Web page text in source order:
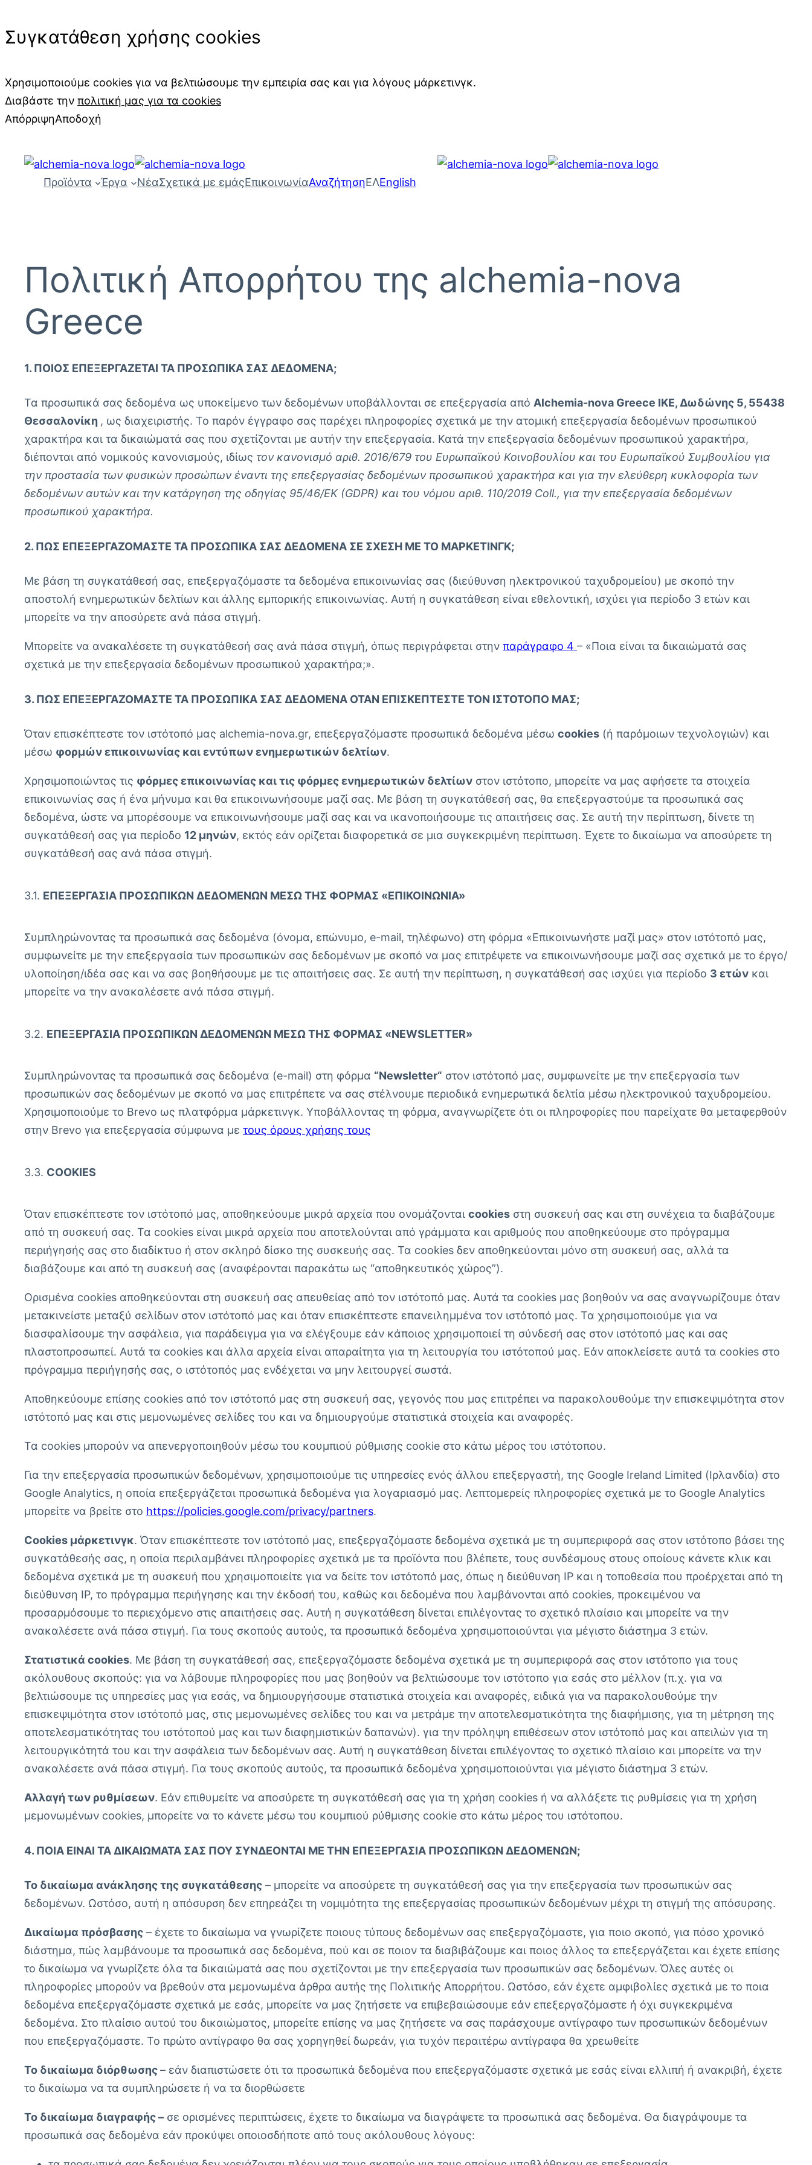
Συγκατάθεση χρήσης cookies
Χρησιμοποιούμε cookies για να βελτιώσουμε την εμπειρία σας και για λόγους μάρκετινγκ.
Διαβάστε την πολιτική μας για τα cookies
ΑπόρριψηΑποδοχή
content
Προϊόντα Έργα ΝέαΣχετικά με εμάςΕπικοινωνίαΑναζήτησηΕΛEnglish
Πολιτική Απορρήτου της alchemia-nova
Greece
1. ΠΟΙΟΣ ΕΠΕΞΕΡΓΆΖΕΤΑΙ ΤΑ ΠΡΟΣΩΠΙΚΆ ΣΑΣ ΔΕΔΟΜΈΝΑ;
Τα προσωπικά σας δεδομένα ως υποκείμενο των δεδομένων υποβάλλονται σε επεξεργασία από Alchemia-nova Greece IKE, Δωδώνης 5, 55438
Θεσσαλονίκη , ως διαχειριστής. Το παρόν έγγραφο σας παρέχει πληροφορίες σχετικά με την ατομική επεξεργασία δεδομένων προσωπικού
χαρακτήρα και τα δικαιώματά σας που σχετίζονται με αυτήν την επεξεργασία. Κατά την επεξεργασία δεδομένων προσωπικού χαρακτήρα,
διέπονται από νομικούς κανονισμούς, ιδίως τον κανονισμό αριθ. 2016/679 του Ευρωπαϊκού Κοινοβουλίου και του Ευρωπαϊκού Συμβουλίου για
την προστασία των φυσικών προσώπων έναντι της επεξεργασίας δεδομένων προσωπικού χαρακτήρα και για την ελεύθερη κυκλοφορία των
δεδομένων αυτών και την κατάργηση της οδηγίας 95/46/ΕΚ (GDPR) και του νόμου αριθ. 110/2019 Coll., για την επεξεργασία δεδομένων
προσωπικού χαρακτήρα.
2. ΠΏΣ ΕΠΕΞΕΡΓΑΖΌΜΑΣΤΕ ΤΑ ΠΡΟΣΩΠΙΚΆ ΣΑΣ ΔΕΔΟΜΈΝΑ ΣΕ ΣΧΈΣΗ ΜΕ ΤΟ ΜΆΡΚΕΤΙΝΓΚ;
Με βάση τη συγκατάθεσή σας, επεξεργαζόμαστε τα δεδομένα επικοινωνίας σας (διεύθυνση ηλεκτρονικού ταχυδρομείου) με σκοπό την
αποστολή ενημερωτικών δελτίων και άλλης εμπορικής επικοινωνίας. Αυτή η συγκατάθεση είναι εθελοντική, ισχύει για περίοδο 3 ετών και
μπορείτε να την αποσύρετε ανά πάσα στιγμή.
Μπορείτε να ανακαλέσετε τη συγκατάθεσή σας ανά πάσα στιγμή, όπως περιγράφεται στην παράγραφο 4 – «Ποια είναι τα δικαιώματά σας
σχετικά με την επεξεργασία δεδομένων προσωπικού χαρακτήρα;».
3. ΠΏΣ ΕΠΕΞΕΡΓΑΖΌΜΑΣΤΕ ΤΑ ΠΡΟΣΩΠΙΚΆ ΣΑΣ ΔΕΔΟΜΈΝΑ ΌΤΑΝ ΕΠΙΣΚΈΠΤΕΣΤΕ ΤΟΝ ΙΣΤΌΤΟΠΌ ΜΑΣ;
Όταν επισκέπτεστε τον ιστότοπό μας alchemia-nova.gr, επεξεργαζόμαστε προσωπικά δεδομένα μέσω cookies (ή παρόμοιων τεχνολογιών) και
μέσω φορμών επικοινωνίας και εντύπωνενημερωτικών δελτίων.
Χρησιμοποιώντας τις φόρμες επικοινωνίας και τις φόρμες ενημερωτικών δελτίων στον ιστότοπο, μπορείτε να μας αφήσετε τα στοιχεία
επικοινωνίας σας ή ένα μήνυμα και θα επικοινωνήσουμε μαζί σας. Με βάση τη συγκατάθεσή σας, θα επεξεργαστούμε τα προσωπικά σας
δεδομένα, ώστε να μπορέσουμε να επικοινωνήσουμε μαζί σας και να ικανοποιήσουμε τις απαιτήσεις σας. Σε αυτή την περίπτωση, δίνετε τη
συγκατάθεσή σας για περίοδο 12 μηνών, εκτός εάν ορίζεται διαφορετικά σε μια συγκεκριμένη περίπτωση. Έχετε το δικαίωμα να αποσύρετε τη
συγκατάθεσή σας ανά πάσα στιγμή.
3.1. ΕΠΕΞΕΡΓΑΣΊΑ ΠΡΟΣΩΠΙΚΏΝ ΔΕΔΟΜΈΝΩΝ ΜΈΣΩ ΤΗΣ ΦΌΡΜΑΣ «ΕΠΙΚΟΙΝΩΝΊΑ»
Συμπληρώνοντας τα προσωπικά σας δεδομένα (όνομα, επώνυμο, e-mail, τηλέφωνο) στη φόρμα «Επικοινωνήστε μαζί μας» στον ιστότοπό μας,
συμφωνείτε με την επεξεργασία των προσωπικών σας δεδομένων με σκοπό να μας επιτρέψετε να επικοινωνήσουμε μαζί σας σχετικά με το έργο/
υλοποίηση/ιδέα σας και να σας βοηθήσουμε με τις απαιτήσεις σας. Σε αυτή την περίπτωση, η συγκατάθεσή σας ισχύει για περίοδο 3 ετών και
μπορείτε να την ανακαλέσετε ανά πάσα στιγμή.
3.2. ΕΠΕΞΕΡΓΑΣΊΑ ΠΡΟΣΩΠΙΚΏΝ ΔΕΔΟΜΈΝΩΝ ΜΈΣΩ ΤΗΣ ΦΌΡΜΑΣ «NEWSLETTER»
Συμπληρώνοντας τα προσωπικά σας δεδομένα (e-mail) στη φόρμα “Newsletter“ στον ιστότοπό μας, συμφωνείτε με την επεξεργασία των
προσωπικών σας δεδομένων με σκοπό να μας επιτρέπετε να σας στέλνουμε περιοδικά ενημερωτικά δελτία μέσω ηλεκτρονικού ταχυδρομείου.
Χρησιμοποιούμε το Brevo ως πλατφόρμα μάρκετινγκ. Υποβάλλοντας τη φόρμα, αναγνωρίζετε ότι οι πληροφορίες που παρείχατε θα μεταφερθούν
στην Brevo για επεξεργασία σύμφωνα με τους όρους χρήσης τους
3.3. COOKIES
Όταν επισκέπτεστε τον ιστότοπό μας, αποθηκεύουμε μικρά αρχεία που ονομάζονται cookies στη συσκευή σας και στη συνέχεια τα διαβάζουμε
από τη συσκευή σας. Τα cookies είναι μικρά αρχεία που αποτελούνται από γράμματα και αριθμούς που αποθηκεύουμε στο πρόγραμμα
περιήγησής σας στο διαδίκτυο ή στον σκληρό δίσκο της συσκευής σας. Τα cookies δεν αποθηκεύονται μόνο στη συσκευή σας, αλλά τα
διαβάζουμε και από τη συσκευή σας (αναφέρονται παρακάτω ως “αποθηκευτικός χώρος”).
Ορισμένα cookies αποθηκεύονται στη συσκευή σας απευθείας από τον ιστότοπό μας. Αυτά τα cookies μας βοηθούν να σας αναγνωρίζουμε όταν
μετακινείστε μεταξύ σελίδων στον ιστότοπό μας και όταν επισκέπτεστε επανειλημμένα τον ιστότοπό μας. Τα χρησιμοποιούμε για να
διασφαλίσουμε την ασφάλεια, για παράδειγμα για να ελέγξουμε εάν κάποιος χρησιμοποιεί τη σύνδεσή σας στον ιστότοπό μας και σας
πλαστοπροσωπεί. Αυτά τα cookies και άλλα αρχεία είναι απαραίτητα για τη λειτουργία του ιστότοπού μας. Εάν αποκλείσετε αυτά τα cookies στο
πρόγραμμα περιήγησής σας, ο ιστότοπός μας ενδέχεται να μην λειτουργεί σωστά.
Αποθηκεύουμε επίσης cookies από τον ιστότοπό μας στη συσκευή σας, γεγονός που μας επιτρέπει να παρακολουθούμε την επισκεψιμότητα στον
ιστότοπό μας και στις μεμονωμένες σελίδες του και να δημιουργούμε στατιστικά στοιχεία και αναφορές.
Τα cookies μπορούν να απενεργοποιηθούν μέσω του κουμπιού ρύθμισης cookie στο κάτω μέρος του ιστότοπου.
Για την επεξεργασία προσωπικών δεδομένων, χρησιμοποιούμε τις υπηρεσίες ενός άλλου επεξεργαστή, της Google Ireland Limited (Ιρλανδία) στο
Google Analytics, η οποία επεξεργάζεται προσωπικά δεδομένα για λογαριασμό μας. Λεπτομερείς πληροφορίες σχετικά με το Google Analytics
μπορείτε να βρείτε στο https://policies.google.com/privacy/partners.
Cookies μάρκετινγκ. Όταν επισκέπτεστε τον ιστότοπό μας, επεξεργαζόμαστε δεδομένα σχετικά με τη συμπεριφορά σας στον ιστότοπο βάσει της
συγκατάθεσής σας, η οποία περιλαμβάνει πληροφορίες σχετικά με τα προϊόντα που βλέπετε, τους συνδέσμους στους οποίους κάνετε κλικ και
δεδομένα σχετικά με τη συσκευή που χρησιμοποιείτε για να δείτε τον ιστότοπό μας, όπως η διεύθυνση IP και η τοποθεσία που προέρχεται από τη
διεύθυνση IP, το πρόγραμμα περιήγησης και την έκδοσή του, καθώς και δεδομένα που λαμβάνονται από cookies, προκειμένου να
προσαρμόσουμε το περιεχόμενο στις απαιτήσεις σας. Αυτή η συγκατάθεση δίνεται επιλέγοντας το σχετικό πλαίσιο και μπορείτε να την
ανακαλέσετε ανά πάσα στιγμή. Για τους σκοπούς αυτούς, τα προσωπικά δεδομένα χρησιμοποιούνται για μέγιστο διάστημα 3 ετών.
Στατιστικά cookies. Με βάση τη συγκατάθεσή σας, επεξεργαζόμαστε δεδομένα σχετικά με τη συμπεριφορά σας στον ιστότοπο για τους
ακόλουθους σκοπούς: για να λάβουμε πληροφορίες που μας βοηθούν να βελτιώσουμε τον ιστότοπο για εσάς στο μέλλον (π.χ. για να
βελτιώσουμε τις υπηρεσίες μας για εσάς, να δημιουργήσουμε στατιστικά στοιχεία και αναφορές, ειδικά για να παρακολουθούμε την
επισκεψιμότητα στον ιστότοπό μας, στις μεμονωμένες σελίδες του και να μετράμε την αποτελεσματικότητα της διαφήμισης, για τη μέτρηση της
αποτελεσματικότητας του ιστότοπού μας και των διαφημιστικών δαπανών). για την πρόληψη επιθέσεων στον ιστότοπό μας και απειλών για τη
λειτουργικότητά του και την ασφάλεια των δεδομένων σας. Αυτή η συγκατάθεση δίνεται επιλέγοντας το σχετικό πλαίσιο και μπορείτε να την
ανακαλέσετε ανά πάσα στιγμή. Για τους σκοπούς αυτούς, τα προσωπικά δεδομένα χρησιμοποιούνται για μέγιστο διάστημα 3 ετών.
Αλλαγή των ρυθμίσεων. Εάν επιθυμείτε να αποσύρετε τη συγκατάθεσή σας για τη χρήση cookies ή να αλλάξετε τις ρυθμίσεις για τη χρήση
μεμονωμένων cookies, μπορείτε να το κάνετε μέσω του κουμπιού ρύθμισης cookie στο κάτω μέρος του ιστότοπου.
4. ΠΟΙΑ ΕΊΝΑΙ ΤΑ ΔΙΚΑΙΏΜΑΤΆ ΣΑΣ ΠΟΥ ΣΥΝΔΈΟΝΤΑΙ ΜΕ ΤΗΝ ΕΠΕΞΕΡΓΑΣΊΑ ΠΡΟΣΩΠΙΚΏΝ ΔΕΔΟΜΈΝΩΝ;
Το δικαίωμα ανάκλησης της συγκατάθεσης – μπορείτε να αποσύρετε τη συγκατάθεσή σας για την επεξεργασία των προσωπικών σας
δεδομένων. Ωστόσο, αυτή η απόσυρση δεν επηρεάζει τη νομιμότητα της επεξεργασίας προσωπικών δεδομένων μέχρι τη στιγμή της απόσυρσης.
Δικαίωμα πρόσβασης – έχετε το δικαίωμα να γνωρίζετε ποιους τύπους δεδομένων σας επεξεργαζόμαστε, για ποιο σκοπό, για πόσο χρονικό
διάστημα, πώς λαμβάνουμε τα προσωπικά σας δεδομένα, πού και σε ποιον τα διαβιβάζουμε και ποιος άλλος τα επεξεργάζεται και έχετε επίσης
το δικαίωμα να γνωρίζετε όλα τα δικαιώματά σας που σχετίζονται με την επεξεργασία των προσωπικών σας δεδομένων. Όλες αυτές οι
πληροφορίες μπορούν να βρεθούν στα μεμονωμένα άρθρα αυτής της Πολιτικής Απορρήτου. Ωστόσο, εάν έχετε αμφιβολίες σχετικά με το ποια
δεδομένα επεξεργαζόμαστε σχετικά με εσάς, μπορείτε να μας ζητήσετε να επιβεβαιώσουμε εάν επεξεργαζόμαστε ή όχι συγκεκριμένα
δεδομένα. Στο πλαίσιο αυτού του δικαιώματος, μπορείτε επίσης να μας ζητήσετε να σας παράσχουμε αντίγραφο των προσωπικών δεδομένων
που επεξεργαζόμαστε. Το πρώτο αντίγραφο θα σας χορηγηθεί δωρεάν, για τυχόν περαιτέρω αντίγραφα θα χρεωθείτε
Το δικαίωμα διόρθωσης– εάν διαπιστώσετε ότι τα προσωπικά δεδομένα που επεξεργαζόμαστε σχετικά με εσάς είναι ελλιπή ή ανακριβή, έχετε
το δικαίωμα να τα συμπληρώσετε ή να τα διορθώσετε
Το δικαίωμα διαγραφής – σε ορισμένες περιπτώσεις, έχετε το δικαίωμα να διαγράψετε τα προσωπικά σας δεδομένα. Θα διαγράψουμε τα
προσωπικά σας δεδομένα εάν προκύψει οποιοσδήποτε από τους ακόλουθους λόγους: